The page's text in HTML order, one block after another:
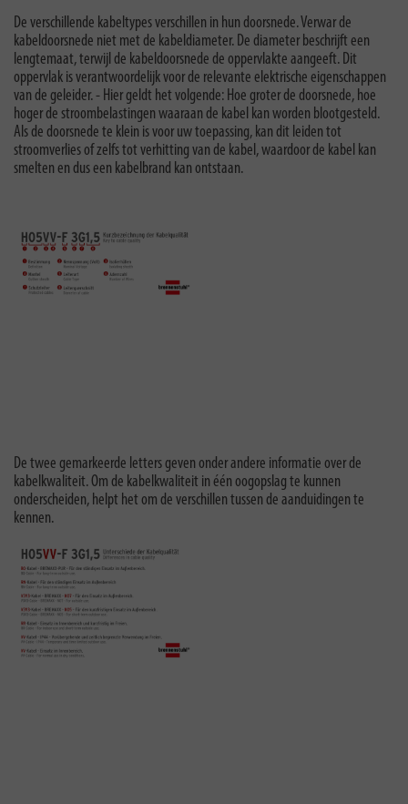
De verschillende kabeltypes verschillen in hun doorsnede. Verwar de
kabeldoorsnede niet met de kabeldiameter. De diameter beschrijft een
lengtemaat, terwijl de kabeldoorsnede de oppervlakte aangeeft. Dit
oppervlak is verantwoordelijk voor de relevante elektrische eigenschappen
van de geleider. - Hier geldt het volgende: Hoe groter de doorsnede, hoe
hoger de stroombelastingen waaraan de kabel kan worden blootgesteld.
Als de doorsnede te klein is voor uw toepassing, kan dit leiden tot
stroomverlies of zelfs tot verhitting van de kabel, waardoor de kabel kan
smelten en dus een kabelbrand kan ontstaan.
De twee gemarkeerde letters geven onder andere informatie over de
kabelkwaliteit. Om de kabelkwaliteit in één oogopslag te kunnen
onderscheiden, helpt het om de verschillen tussen de aanduidingen te
kennen.